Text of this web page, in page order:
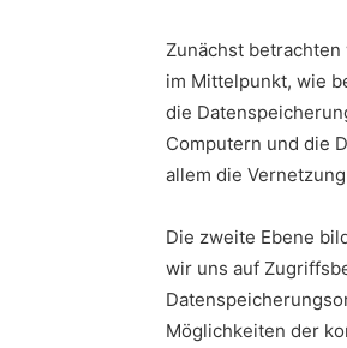
Zunächst
im Mittelpunkt, wie
die
Computern und die
allem die
Die zweite Ebene
wir uns auf
Möglichkeiten der